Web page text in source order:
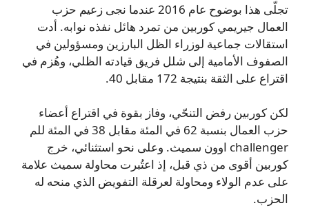
تجلّى هذا بوضوح عام 2016 عندما نجى زعيم حزب
العمال جيريمي كوربين من تمرد هائل نفذه نوابه. أدت
استقالات جماعية لوزراء الظل البارزين ومسؤولين في
الصفوف الأمامية إلى شلل فريق قيادته الظلي، وهُزم في
اقتراع على الثقة بنتيجة 172 مقابل 40.
لكن كوربين رفض التنحّي، وفاز بقوة في اقتراع أعضاء
حزب العمال بنسبة 62 في المئة مقابل 38 في المئة للم
challenger اوون سميث. وعلى نحو استثنائي، خرج
كوربين أقوى من ذي قبل، إذ اعتُبرت محاولة سميث علامة
على عدم الولاء ومحاولة لعرقلة التفويض الذي منحه له
الحزب.